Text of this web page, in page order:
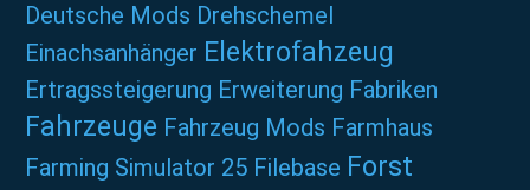
Deutsche Mods Drehschemel
Einachsanhänger Elektrofahzeug
Ertragssteigerung Erweiterung Fabriken
Fahrzeuge Fahrzeug Mods Farmhaus
Farming Simulator 25 Filebase Forst